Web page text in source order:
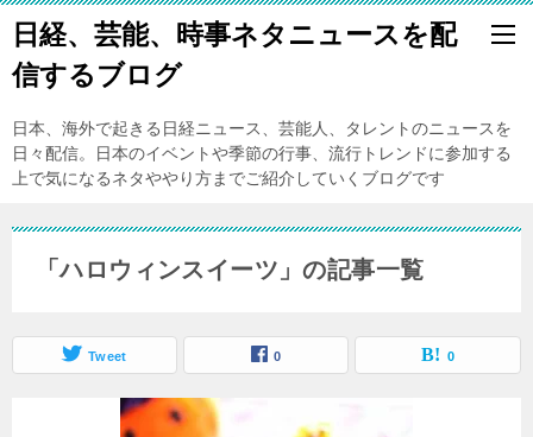
日経、芸能、時事ネタニュースを配
信するブログ
日本、海外で起きる日経ニュース、芸能人、タレントのニュースを
日々配信。日本のイベントや季節の行事、流行トレンドに参加する
上で気になるネタややり方までご紹介していくブログです
「ハロウィンスイーツ」の記事一覧
Tweet 0 0